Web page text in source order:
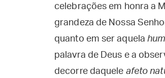
celebrações em honra a
grandeza de Nossa
quanto em ser aquela
palavra de Deus e a
decorre daquele afeto